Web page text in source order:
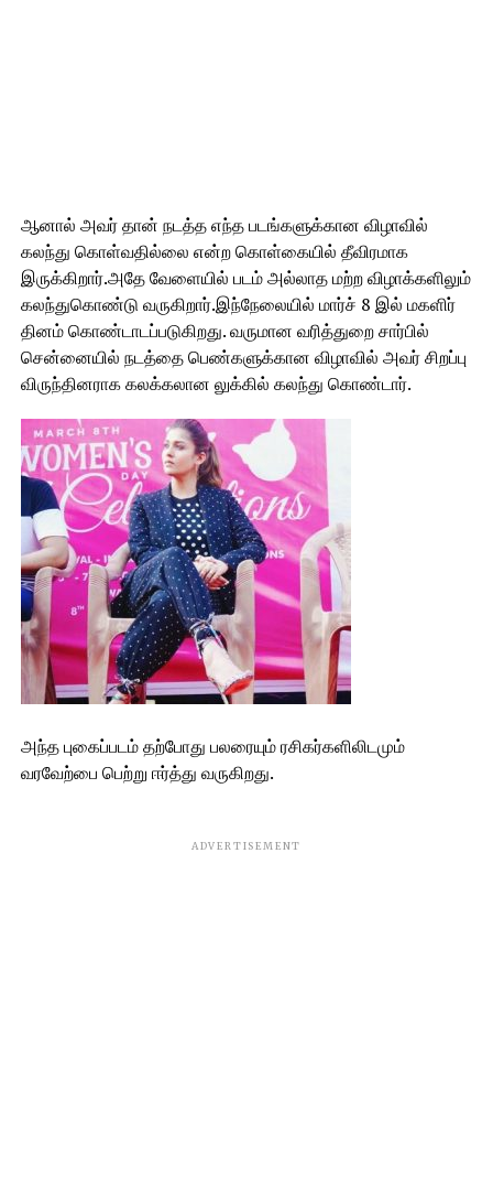
ஆனால் அவர் தான் நடத்த எந்த படங்களுக்கான விழாவில்
கலந்து கொள்வதில்லை என்ற கொள்கையில் தீவிரமாக
இருக்கிறார்.அதே வேளையில் படம் அல்லாத மற்ற விழாக்களிலும்
கலந்துகொண்டு வருகிறார்.இந்நேலையில் மார்ச் 8 இல் மகளிர்
தினம் கொண்டாடப்படுகிறது. வருமான வரித்துறை சார்பில்
சென்னையில் நடத்தை பெண்களுக்கான விழாவில் அவர் சிறப்பு
விருந்தினராக கலக்கலான லுக்கில் கலந்து கொண்டார்.
அந்த புகைப்படம் தற்போது பலரையும் ரசிகர்களிலிடமும்
வரவேற்பை பெற்று ஈர்த்து வருகிறது.
ADVERTISEMENT